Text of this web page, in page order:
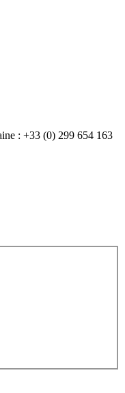
: +33 (0) 299 654 163